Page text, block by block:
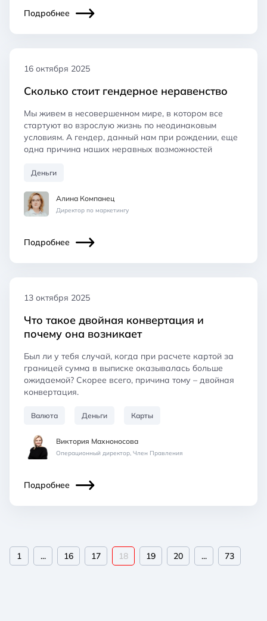
Подробнее
16 октября 2025
Сколько стоит гендерное неравенство
Мы живем в несовершенном мире, в котором все
стартуют во взрослую жизнь по неодинаковым
условиям. А гендер, данный нам при рождении, еще
одна причина наших неравных возможностей
Деньги
Алина Компанец
Директор по маркетингу
Подробнее
13 октября 2025
Что такое двойная конвертация и
почему она возникает
Был ли у тебя случай, когда при расчете картой за
границей сумма в выписке оказывалась больше
ожидаемой? Скорее всего, причина тому – двойная
конвертация.
Валюта Деньги Карты
Виктория Махноносова
Операционный директор, Член Правления
Подробнее
1 ... 16 17 18 19 20 ... 73